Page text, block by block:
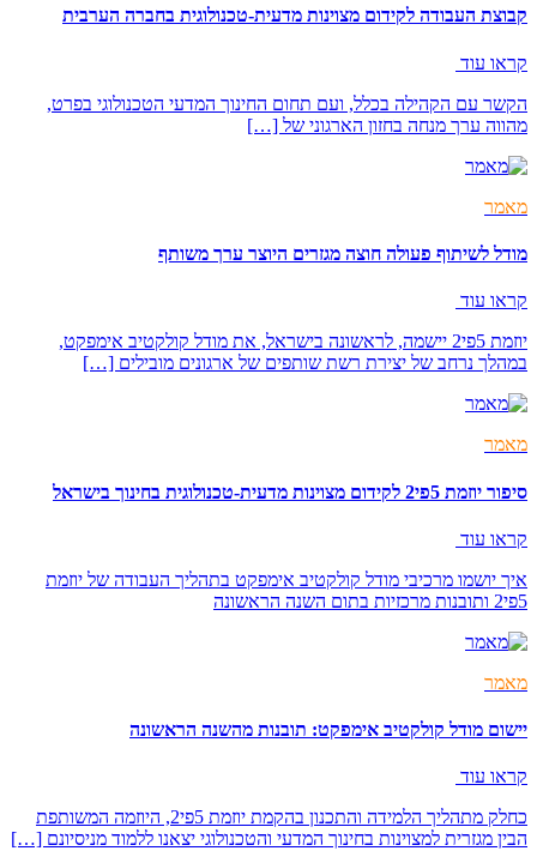
קבוצת העבודה לקידום מצוינות מדעית-טכנולוגית בחברה הערבית
קראו עוד
הקשר עם הקהילה בכלל, ועם תחום החינוך המדעי הטכנולוגי בפרט,
מהווה ערך מנחה בחזון הארגוני של […]
מאמר
מודל לשיתוף פעולה חוצה מגזרים היוצר ערך משותף
קראו עוד
יוזמת 5פי2 יישמה, לראשונה בישראל, את מודל קולקטיב אימפקט,
במהלך נרחב של יצירת רשת שותפים של ארגונים מובילים […]
מאמר
סיפור יוזמת 5פי2 לקידום מצוינות מדעית-טכנולוגית בחינוך בישראל
קראו עוד
איך יושמו מרכיבי מודל קולקטיב אימפקט בתהליך העבודה של יוזמת
5פי2 ותובנות מרכזיות בתום השנה הראשונה
מאמר
יישום מודל קולקטיב אימפקט: תובנות מהשנה הראשונה
קראו עוד
כחלק מתהליך הלמידה והתכנון בהקמת יוזמת 5פי2, היוזמה המשותפת
הבין מגזרית למצוינות בחינוך המדעי והטכנולוגי יצאנו ללמוד מניסיונם […]